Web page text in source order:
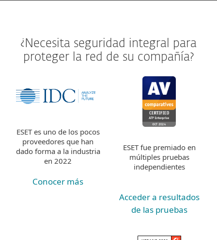
¿Necesita seguridad integral para
proteger la red de su compañía?
ESET es uno de los pocos
proveedores que han
dado forma a la industria
en 2022
Conocer más
ESET fue premiado en
múltiples pruebas
independientes
Acceder a resultados
de las pruebas